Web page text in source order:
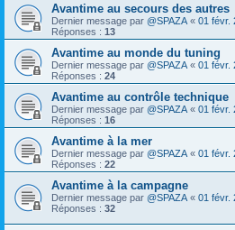
Avantime au secours des autres
Dernier message par @SPAZA « 01 févr.
Réponses : 13
Avantime au monde du tuning
Dernier message par @SPAZA « 01 févr.
Réponses : 24
Avantime au contrôle technique
Dernier message par @SPAZA « 01 févr.
Réponses : 16
Avantime à la mer
Dernier message par @SPAZA « 01 févr.
Réponses : 22
Avantime à la campagne
Dernier message par @SPAZA « 01 févr.
Réponses : 32